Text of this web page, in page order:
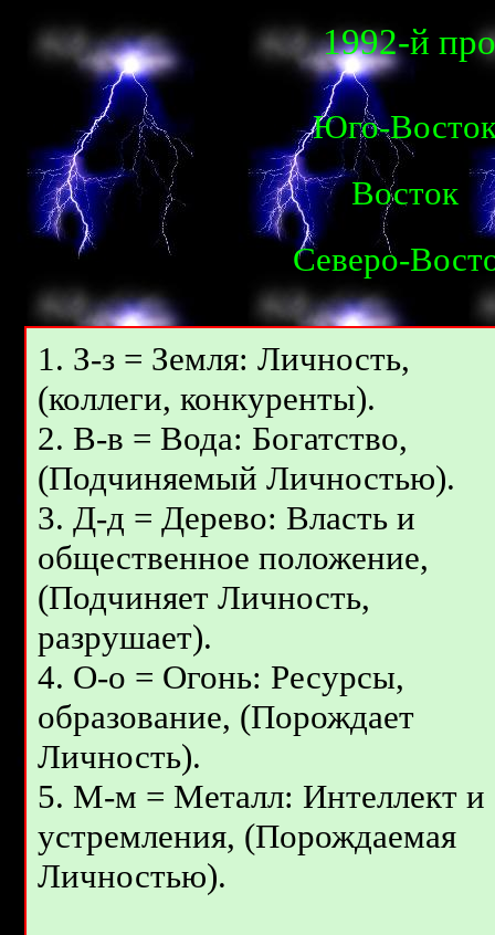
1992-й
Юго-
Восток
Северо-
1. З-з = Земля: Личность,
(коллеги, конкуренты).
2. В-в = Вода: Богатство,
(Подчиняемый Личностью).
3. Д-д = Дерево: Власть и
общественное положение,
(Подчиняет Личность,
разрушает).
4. О-о = Огонь: Ресурсы,
образование, (Порождает
Личность).
5. M-м = Металл: Интеллект и
устремления, (Порождаемая
Личностью).